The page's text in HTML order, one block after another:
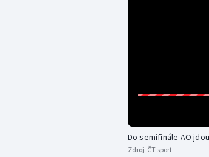
Do semifinále AO
Zdroj: ČT sport